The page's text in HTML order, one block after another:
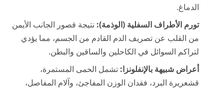
الدماغ.
تورم الأطراف السفلية (الوذمة): نتيجة قصور الجانب الأيمن
من القلب عن تصريف الدم القادم من الجسم، مما يؤدي
لتراكم السوائل في الكاحلين والساقين والبطن.
أعراض شبيهة بالإنفلونزا: تشمل الحمى المستمرة،
قشعريرة البرد، فقدان الوزن المفاجئ، وآلام المفاصل،